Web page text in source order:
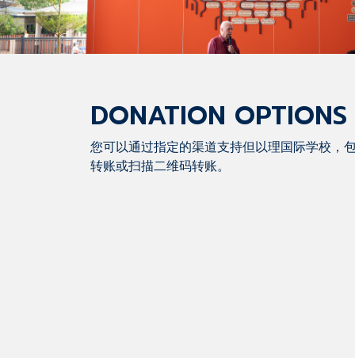
DONATION OPTIONS
您可以通过指定的渠道支持但以理国际学校，
转账或扫描二维码转账。